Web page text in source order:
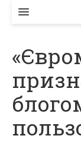
ЕКОНОМІКА
БІЗНЕС
СТАРТЕР
КОНТАКТИ